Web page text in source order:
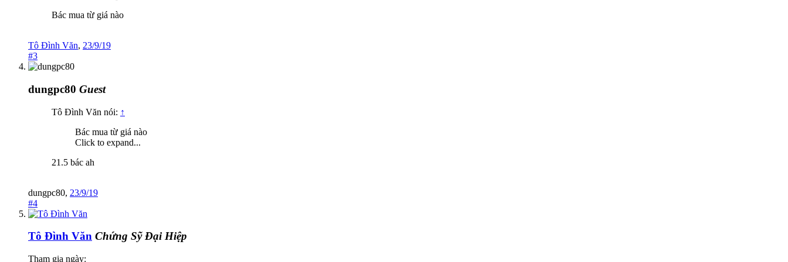
Bác mua từ giá nào
Tô Đình Văn, 23/9/19
#3
dungpc80 Guest
Tô Đình Văn nói: ↑
Bác mua từ giá nào
Click to expand...
21.5 bác ah
dungpc80, 23/9/19
#4
Tô Đình Văn Chứng Sỹ Đại Hiệp
Tham gia ngày: